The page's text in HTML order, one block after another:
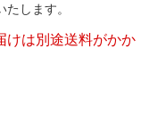
します。
けは別途送料がかか